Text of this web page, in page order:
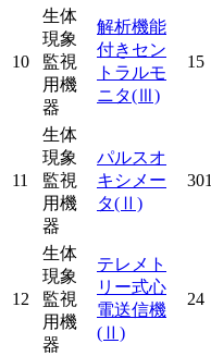
10
生体
現象
監視
用機
器
解析機能
付きセン
トラルモ
ニタ(Ⅲ)
15
11
生体
現象
監視
用機
器
パルスオ
キシメー
タ(Ⅱ)
301
12
生体
現象
監視
用機
器
テレメト
リー式心
電送信機
(Ⅱ)
24